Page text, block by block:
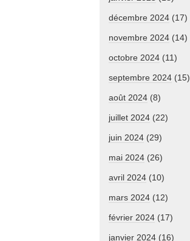
décembre 2024 (17)
novembre 2024 (14)
octobre 2024 (11)
septembre 2024 (15)
août 2024 (8)
juillet 2024 (22)
juin 2024 (29)
mai 2024 (26)
avril 2024 (10)
mars 2024 (12)
février 2024 (17)
janvier 2024 (16)